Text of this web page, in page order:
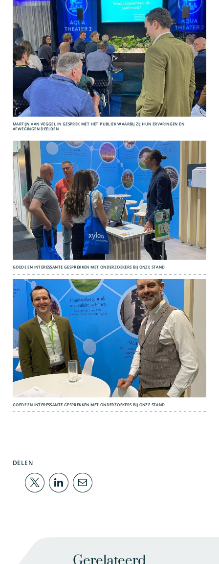
MARTIJN VAN VEGGEL IN GESPREK MET HET PUBLIEK WAARBIJ ZIJ HUN ERVARINGEN EN
AFWEGINGEN DEELDEN
GOEDE EN INTERESSANTE GESPREKKEN MET ONDERZOEKERS BIJ ONZE STAND
GOEDE EN INTERESSANTE GESPREKKEN MET ONDERZOEKERS BIJ ONZE STAND
DELEN